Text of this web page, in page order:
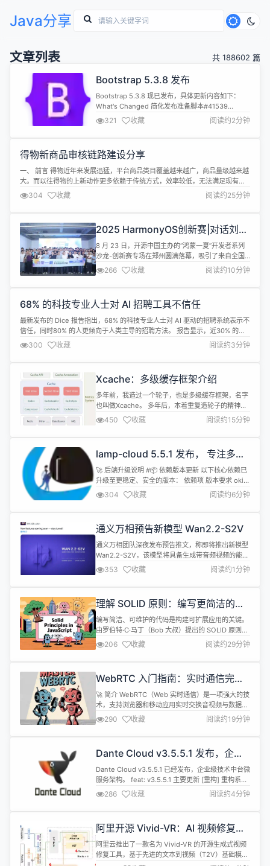
Java分享
文章列表 共 188602 篇
Bootstrap 5.3.8 发布
Bootstrap 5.3.8 现已发布，具体更新内容如下：
What's Changed 简化发布准备脚本#41539
Docs：将本地开发端口恢复到 9001#41545
Docs：使用 Example短代码代替仅带有.bd-
exampleclass 的div#41556 Docs：修复开发模式
321 收藏 阅读约2分钟
得物新商品审核链路建设分享
一、 前言 得物近年来发展迅猛，平台商品类目覆盖越来越广，商品量级越来越
大。而以往得物的上新动作更多依赖于传统方式，效率较低，无法满足现有的
上新诉求。那么如何能实现更加快速的上新、更加高效的上新，就成为了一个
至关重要的命题。 近两年AI大模型技术的发展，使得发布和审核逐渐向AI驱动
的方式转变成为可能。因此，我们可以探索利用算法能力和大模型能力，结合
业务自身规...
304 收藏 阅读约25分钟
2025 HarmonyOS创新赛|对话刘子
安：向外走，做鸿蒙开发的新生力量
8 月 23 日，开源中国主办的“鸿蒙一夏”开发者系列
沙龙-创新赛专场在郑州圆满落幕，吸引了来自全国
各地近 200 位鸿蒙开发者的莅临参与，热度更是席
卷云端，线上直播吸引 10000+ 人次观看，盛况空
前。 本次沙龙重点宣讲了 2025 HarmonyOS 创新
赛事，今年的 HarmonyOS 创新赛基于 Ha...
266 收藏 阅读约10分钟
68% 的科技专业人士对 AI 招聘工具不信任
最新发布的 Dice 报告指出，68% 的科技专业人士对 AI 驱动的招聘系统表示不
信任，同时80% 的人更倾向于人类主导的招聘方法。 报告显示，近30% 的受
访者考虑完全离开科技行业，因为他们对 AI 增强招聘过程的挫败感更为强烈，
尤其是女性群体对此反应更为明显。 在接受 TechRepublic 的电子邮件采访
时，Dice 首席执行官阿特・齐尔（Art ...
300 收藏 阅读约3分钟
Xcache：多级缓存框架介绍
多年前，我造过一个轮子，也是多级缓存框架，名字
也叫做Xcache。 多年后，本着重复造轮子的精神，
我又造了个新轮子：
https://github.com/patricklaux/xcache 因为是新
造的轮子，所以看起来似乎更圆了一些，跑起来似乎
年的编程生涯，在踩过许多坑之后，编码质量更好了
点，架构设计更合理了...
450 收藏 阅读约15分钟
lamp-cloud 5.5.1 发布， 专注多租
户架构解决方案
🚀 后端升级说明 #📦 依赖版本更新 以下核心依赖已
升级至更稳定、安全的版本： 依赖项 版本要求 okio
&gt; 3.12.0 okhttp3 &gt; 4.12.0 poi &gt; 5.3.0
spring-boot &gt; 3.5.5 spring-framework &gt;
6.2.10 nacos &gt; 3.0.3 spring-b...
304 收藏 阅读约6分钟
通义万相预告新模型 Wan2.2-S2V
通义万相团队深夜发布预告推文，称即将推出新模型
Wan2.2-S2V，该模型将具备生成带音频视频的能
力。 通义万相Wan2.2是一款开源视频生成模型，它
率先在视频生成扩散模型中引入 MoE 架构，有效解
决视频生成处理 Token 过长导致的计算资源消耗大
影、色彩、构图、微表情等能力媲美专业电影水平。
例如，用...
353 收藏 阅读约1分钟
理解 SOLID 原则：编写更简洁的
JavaScript 代码
编写简洁、可维护的代码是构建可扩展应用的关键。
由罗伯特·C·马丁（Bob 大叔）提出的 SOLID 原则，
是五条核心设计准则，能帮助开发者更好地组织代
码、减少漏洞，并降低后续修改的难度。 本文将逐一
拆解每条原则，用简单的 JavaScript 示例演示，并
是五条面向对象设计原则的首字母缩写： S ...
206 收藏 阅读约29分钟
WebRTC 入门指南：实时通信完全
解析
🚀 简介 WebRTC（Web 实时通信）是一项强大的技
术，支持浏览器和移动应用实时交换音视频与数据
——无需中间服务器中转。它是现代视频通话、屏幕
共享工具及实时协作平台的核心底层技术。 本文将完
整覆盖 WebRTC 技术流程：从获取用户媒体到建立
TypeScript 风格的 JavaScript 实战示例。 🎥 捕...
290 收藏 阅读约19分钟
Dante Cloud v3.5.5.1 发布，企业
级技术中台微服务架构
Dante Cloud v3.5.5.1 已经发布，企业级技术中台微
服务架构。 feat: v3.5.5.1 主要更新 [重构] 重构系统
核心权限验证及去重逻辑，将其核心验证方法有原有
基于 AntPathRequestMatcher 扩展思路变更为使
用 Spring Security 新版更为推荐的
286 收藏 阅读约4分钟
阿里开源 Vivid-VR：AI 视频修复神
器
阿里云推出了一款名为 Vivid-VR 的开源生成式视频
修复工具，基于先进的文本到视频（T2V）基础模